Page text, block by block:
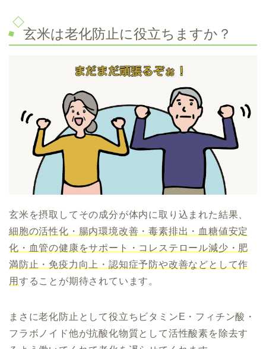
玄米は老化防止に役立ちますか？
玄米を摂取してその成分が体内に取り込まれた結果、
細胞の活性化・腸内環境改善・毒素排出・ 血糖値安定
化・血管の健康をサポート・コレステロール減少・肥
満防止・免疫力向上・認知症予防や改善などとして作
用 することが期待されています。
まさに老化防止として役立ちビタミンE・フィチン酸・
フラボノイド他が抗酸化物質として活性酸素を除去す